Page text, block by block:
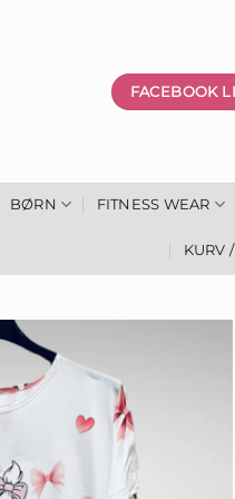
FACEBOOK
BØRN FITNESS WEAR
KURV /